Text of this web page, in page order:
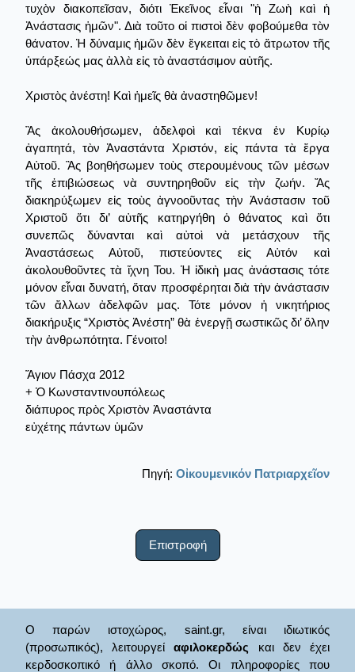
τυχὸν διακοπεῖσαν, διότι Ἐκεῖνος εἶναι "ἡ Ζωὴ καὶ ἡ
Ἀνάστασις ἡμῶν". Διὰ τοῦτο οἱ πιστοὶ δὲν φοβούμεθα τὸν
θάνατον. Ἡ δύναμις ἡμῶν δὲν ἔγκειται εἰς τὸ ἄτρωτον τῆς
ὑπάρξεώς μας ἀλλὰ εἰς τὸ ἀναστάσιμον αὐτῆς.
Χριστὸς ἀνέστη! Καὶ ἡμεῖς θὰ ἀναστηθῶμεν!
Ἂς ἀκολουθήσωμεν, ἀδελφοὶ καὶ τέκνα ἐν Κυρίῳ
ἀγαπητά, τὸν Ἀναστάντα Χριστόν, εἰς πάντα τὰ ἔργα
Αὐτοῦ. Ἂς βοηθήσωμεν τοὺς στερουμένους τῶν μέσων
τῆς ἐπιβιώσεως νὰ συντηρηθοῦν εἰς τὴν ζωήν. Ἄς
διακηρύξωμεν εἰς τοὺς ἀγνοοῦντας τὴν Ἀνάστασιν τοῦ
Χριστοῦ ὅτι δι’ αὐτῆς κατηργήθη ὁ θάνατος καὶ ὅτι
συνεπῶς δύνανται καὶ αὐτοὶ νὰ μετάσχουν τῆς
Ἀναστάσεως Αὐτοῦ, πιστεύοντες εἰς Αὐτόν καὶ
ἀκολουθοῦντες τὰ ἴχνη Του. Ἡ ἰδικὴ μας ἀνάστασις τότε
μόνον εἶναι δυνατή, ὅταν προσφέρηται διὰ τὴν ἀνάστασιν
τῶν ἄλλων ἀδελφῶν μας. Τότε μόνον ἡ νικητήριος
διακήρυξις “Χριστὸς Ἀνέστη” θὰ ἐνεργῇ σωστικῶς δι’ ὅλην
τὴν ἀνθρωπότητα. Γένοιτο!
Ἅγιον Πάσχα 2012
+ Ὁ Κωνσταντινουπόλεως
διάπυρος πρὸς Χριστὸν Ἀναστάντα
εὐχέτης πάντων ὑμῶν
Πηγή: Οἰκουμενικόν Πατριαρχεῖον
Επιστροφή
Ο παρών ιστοχώρος, saint.gr, είναι ιδιωτικός
(προσωπικός), λειτουργείαφιλοκερδώς και δεν έχει
κερδοσκοπικό ή άλλο σκοπό. Οι πληροφορίες που